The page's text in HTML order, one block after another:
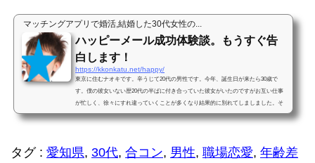
マッチングアプリで婚活,結婚した30代女性の...
ハッピーメール成功体験談。もうすぐ告
白します！
https://kkonkatu.net/happy/
東京に住むナオキです。辛うじて20代の男性です。今年、誕生日が来たら30歳で
す。僕の彼女いない歴20代の半ばに付き合っていた彼女がいたのですがお互い仕事
が忙しく、徐々にすれ違っていくことが多くなり結果的に別れてしましました。そ
のからパートナーがいません...
タグ : 愛知県, 30代, 合コン, 男性, 職場恋愛, 年齢差